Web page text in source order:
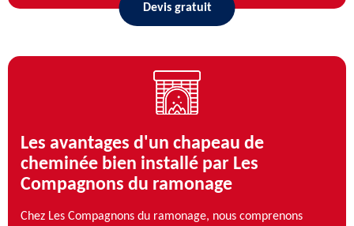
Devis gratuit
Les avantages d'un chapeau de
cheminée bien installé par Les
Compagnons du ramonage
Chez Les Compagnons du ramonage, nous comprenons